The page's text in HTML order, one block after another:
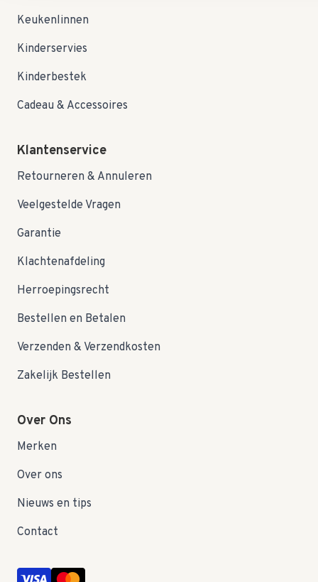
Keukenlinnen
Kinderservies
Kinderbestek
Cadeau & Accessoires
Klantenservice
Retourneren & Annuleren
Veelgestelde Vragen
Garantie
Klachtenafdeling
Herroepingsrecht
Bestellen en Betalen
Verzenden & Verzendkosten
Zakelijk Bestellen
Over Ons
Merken
Over ons
Nieuws en tips
Contact